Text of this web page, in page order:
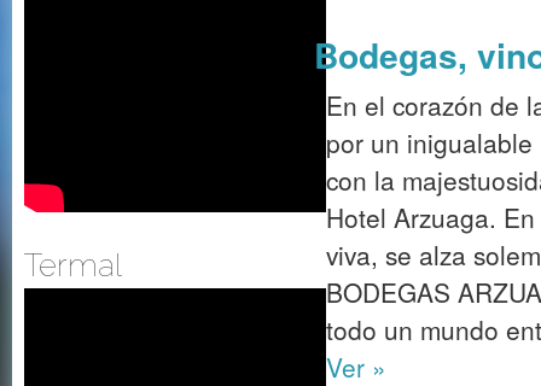
Termal
Bodegas,
En el corazón de
por un
con la
Hotel Arzuaga.
viva, se alza
BODEGAS
todo un mundo
Ver »